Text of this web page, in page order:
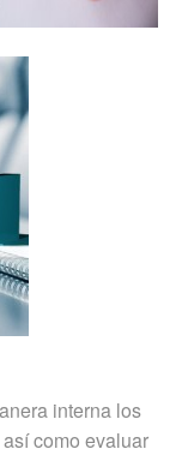
interna los
como evaluar